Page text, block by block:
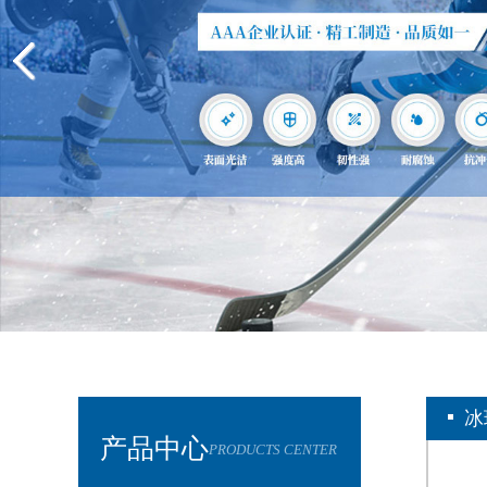
产品中心PRODUCTS CENTER